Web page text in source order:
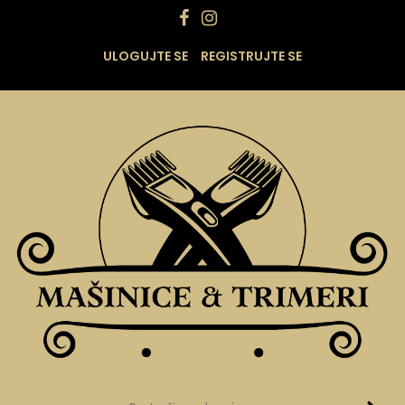
ULOGUJTE SE REGISTRUJTE SE